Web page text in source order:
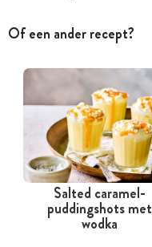
Of een ander recept?
Salted caramel-
puddingshots met
wodka